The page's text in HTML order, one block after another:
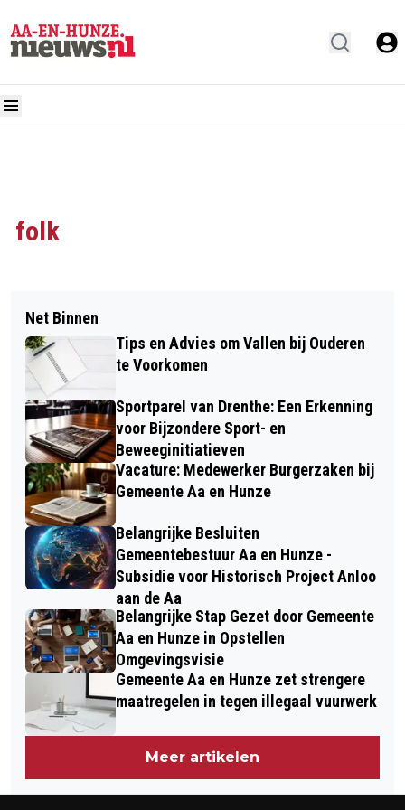
folk
Net Binnen
Tips en Advies om Vallen bij Ouderen
te Voorkomen
Sportparel van Drenthe: Een Erkenning
voor Bijzondere Sport- en
Beweeginitiatieven
Vacature: Medewerker Burgerzaken bij
Gemeente Aa en Hunze
Belangrijke Besluiten
Gemeentebestuur Aa en Hunze -
Subsidie voor Historisch Project Anloo
aan de Aa
Belangrijke Stap Gezet door Gemeente
Aa en Hunze in Opstellen
Omgevingsvisie
Gemeente Aa en Hunze zet strengere
maatregelen in tegen illegaal vuurwerk
Meer artikelen